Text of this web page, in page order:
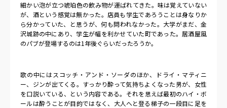
細かい泡が立つ琥珀色の飲み物が運ばれてきた。味は覚えていない
が、酒という感覚は無かった。店員も学生であろうことは身なりか
ら分かっていた、と思うが、何も問われなかった。大学がまだ、金
沢城跡の中にあり、学生が幅を利かせていた町であった。居酒屋風
のパブが登場するのは1 年後ぐらいだったろうか。
歌の中にはスコッチ・アンド・ソーダのほか、ドライ・マティニ
ー、ジンが出てくる。すっかり酔って気持ちよくなった男が、女性
を口説いている、という内容である。それを思えば最初のハイ・ボ
ールは酔うことが目的ではなく、大人へと登る梯子の一段目に足を